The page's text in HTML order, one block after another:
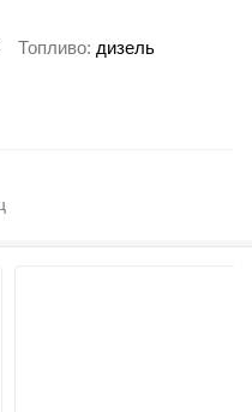
Топливо дизель